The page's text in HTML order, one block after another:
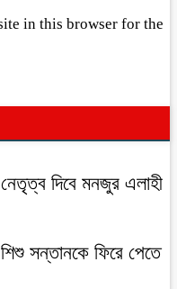
in this browser for the
নেতৃত্ব দিবে মনজুর এলাহী
সন্তানকে ফিরে পেতে